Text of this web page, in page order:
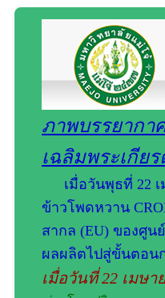
ภาพบรรยากา
เฉลิมพระเกีย
เมื่อวันพุธที่ 22
ข้าวโพดหวาน
สากล (EU) ของศูน
ผลผลิตไปสู่ขั้นตอน
เมื่อวันที่ 22 เมษา